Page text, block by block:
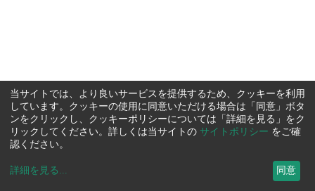
当サイトでは、より良いサービスを提供するため、クッキーを利用
しています。クッキーの使用に同意いただける場合は「同意」ボタ
ンをクリックし、クッキーポリシーについては「詳細を見る」をク
リックしてください。詳しくは当サイトの サイトポリシー をご確
認ください。
詳細を見る ... 同意